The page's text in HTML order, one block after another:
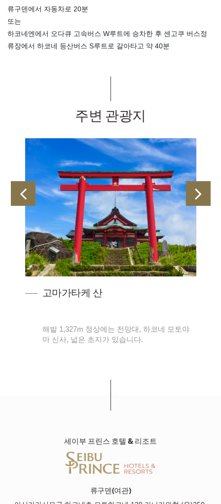
류구덴에서 자동차로 20분
또는
하코네엔에서 오다큐 고속버스 W루트에 승차한 후 센고쿠 버스정
류장에서 하코네 등산버스 S루트로 갈아타고 약 40분
주변 관광지
고마가타케 산
해발 1,327m 정상에는 전망대, 하코네 모토야
마 신사, 넓은 초지가 있습니다.
세이부 프린스 호텔 & 리조트
류구덴(여관)